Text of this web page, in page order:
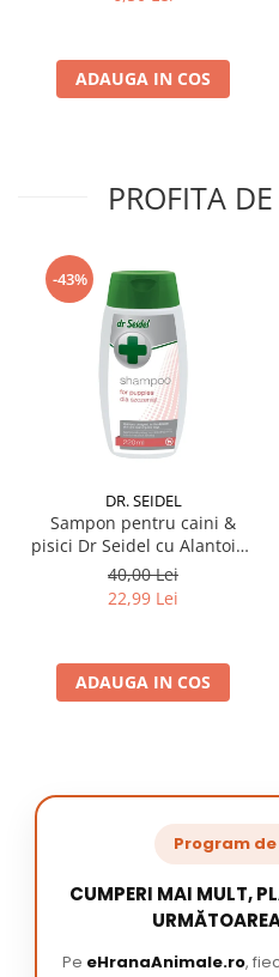
ADAUGA IN COS
PROFITA
-43%
DR. SEIDEL
Sampon pentru caini &
pisici Dr Seidel cu Alantoina
220 ml
40,00 Lei
22,99 Lei
ADAUGA IN COS
Program
CUMPERI MAI MULT,
Pe eHranaAnimale.ro,